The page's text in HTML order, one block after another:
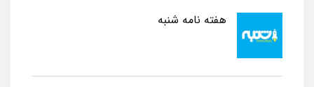
هفته نامه شنبه